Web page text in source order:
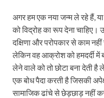
अगर हम एक नया जन्म ले रहे हैं,
को विद्रोह का रूप देना
दक्षिणा और परोपकार से काम
लेकिन वह आक्रोश को हमदर्दी
लेने वाले को तो छोटा बना देती
एक बोध पैदा करती है जिसकी
सामाजिक ढांचे से छेड़छाड़ नहीं